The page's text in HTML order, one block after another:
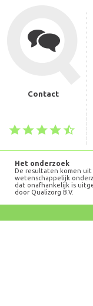
Contact
Het onderzoek
De resultaten komen uit
wetenschappelijk
dat onafhankelijk is
door Qualizorg B.V.